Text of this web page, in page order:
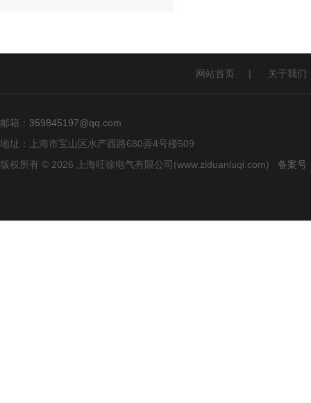
网站首页 | 关于我们
邮箱： 359845197@qq.com
地址：上海市宝山区水产西路680弄4号楼509
版权所有 © 2026 上海旺徐电气有限公司(www.zlduanluqi.com) 备案号